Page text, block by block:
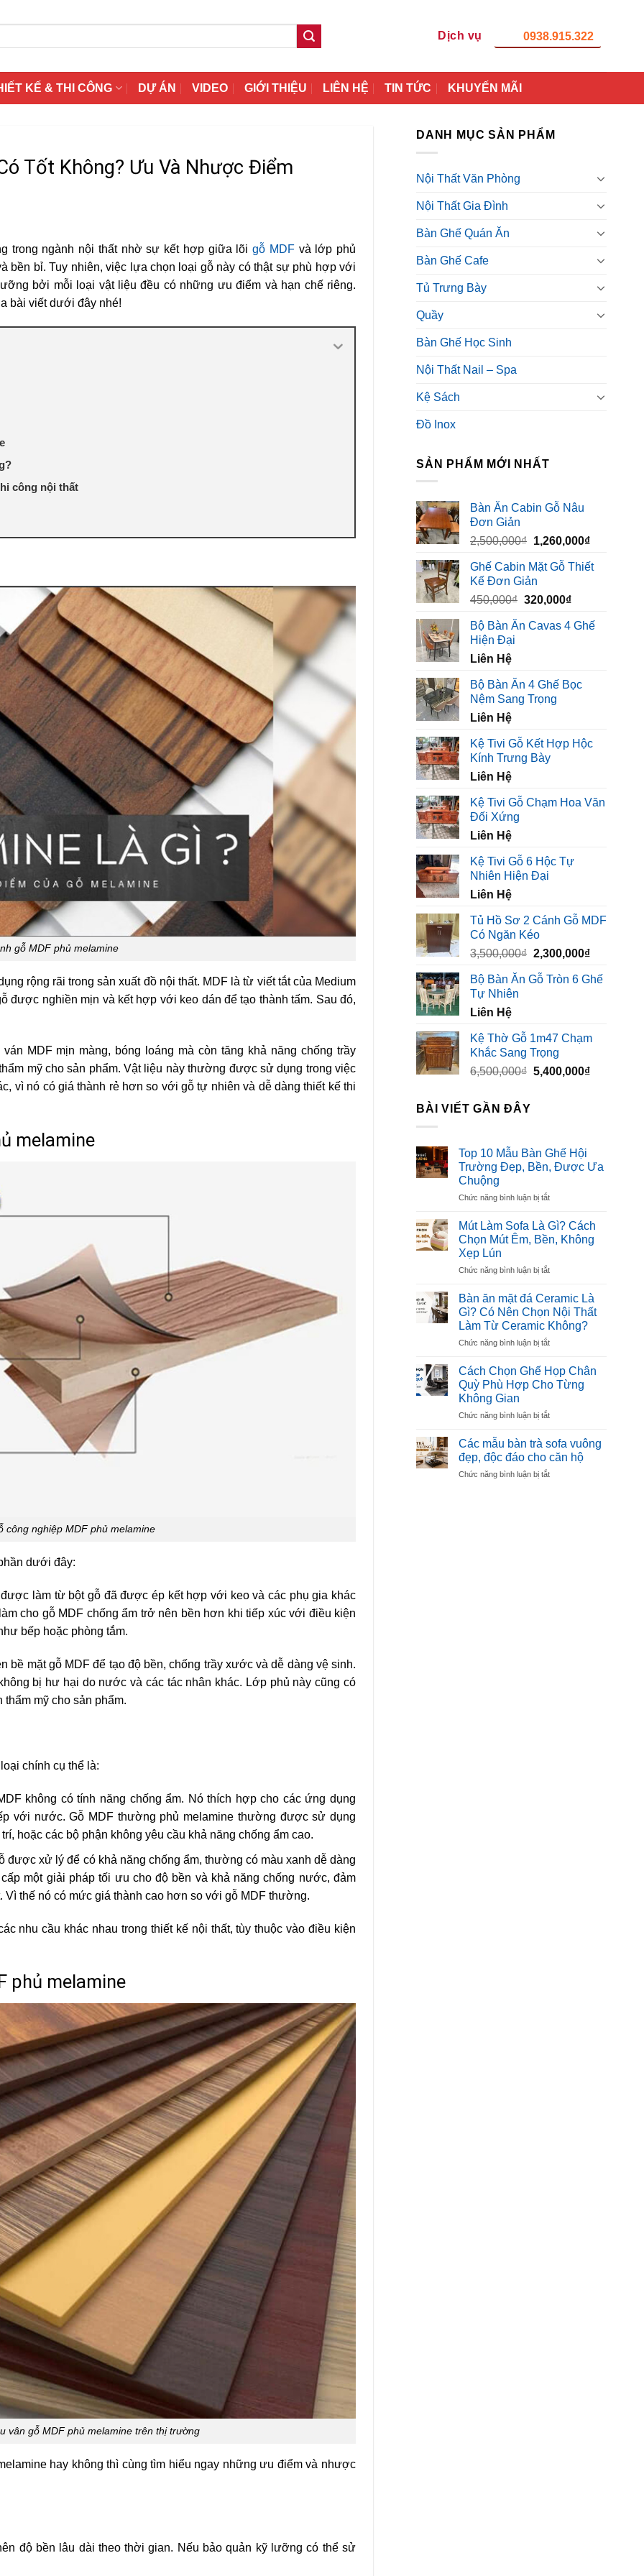
Dịch vụ 0938.915.322
KẾ & THI CÔNG DỰ ÁN VIDEO GIỚI THIỆU LIÊN HỆ TIN TỨC KHUYẾN MÃI
Tốt Không? Ưu Và Nhược Điểm
trong ngành nội thất nhờ sự kết hợp giữa lõi gỗ MDFvà lớp phủ
bền bỉ. Tuy nhiên, việc lựa chọn loại gỗ này có thật sự phù hợp với
bởi mỗi loại vật liệu đều có những ưu điểm và hạn chế riêng.
bài viết dưới đây nhé!
công nội thất
gỗ MDF phủ melamine
rộng rãi trong sản xuất đồ nội thất. MDF là từ viết tắt của Medium
được nghiền mịn và kết hợp với keo dán để tạo thành tấm. Sau đó,
MDF mịn màng, bóng loáng mà còn tăng khả năng chống trầy
mỹ cho sản phẩm. Vật liệu này thường được sử dụng trong việc
vì nó có giá thành rẻ hơn so với gỗ tự nhiên và dễ dàng thiết kế thi
melamine
công nghiệp MDF phủ melamine
dưới đây:
làm từ bột gỗ đã được ép kết hợp với keo và các phụ gia khác
cho gỗ MDF chống ẩm trở nên bền hơn khi tiếp xúc với điều kiện
bếp hoặc phòng tắm.
bề mặt gỗ MDF để tạo độ bền, chống trầy xước và dễ dàng vệ sinh.
bị hư hại do nước và các tác nhân khác. Lớp phủ này cũng có
thẩm mỹ cho sản phẩm.
chính cụ thể là:
không có tính năng chống ẩm. Nó thích hợp cho các ứng dụng
với nước. Gỗ MDF thường phủ melamine thường được sử dụng
hoặc các bộ phận không yêu cầu khả năng chống ẩm cao.
được xử lý để có khả năng chống ẩm, thường có màu xanh dễ dàng
một giải pháp tối ưu cho độ bền và khả năng chống nước, đảm
Vì thế nó có mức giá thành cao hơn so với gỗ MDF thường.
nhu cầu khác nhau trong thiết kế nội thất, tùy thuộc vào điều kiện
phủ melamine
vân gỗ MDF phủ melamine trên thị trường
hay không thì cùng tìm hiểu ngay những ưu điểm và nhược
độ bền lâu dài theo thời gian. Nếu bảo quản kỹ lưỡng có thể sử
DANH MỤC SẢN PHẨM
Nội Thất Văn Phòng
Nội Thất Gia Đình
Bàn Ghế Quán Ăn
Bàn Ghế Cafe
Tủ Trưng Bày
Quầy
Bàn Ghế Học Sinh
Nội Thất Nail – Spa
Kệ Sách
Đồ Inox
SẢN PHẨM MỚI NHẤT
Bàn Ăn Cabin Gỗ Nâu
Đơn Giản
2,500,000₫ Giá
là:
2,500,000₫.
1,260,000₫Giá
tại
Ghế Cabin Mặt Gỗ Thiết
Kế Đơn Giản
450,000₫ Giá
là:
320,000₫Giá
tại
Bộ Bàn Ăn Cavas 4 Ghế
Hiện Đại
Liên Hệ
Bộ Bàn Ăn 4 Ghế Bọc
Nệm Sang Trọng
Liên Hệ
Kệ Tivi Gỗ Kết Hợp Hộc
Kính Trưng Bày
Liên Hệ
Kệ Tivi Gỗ Chạm Hoa Văn
Đối Xứng
Liên Hệ
Kệ Tivi Gỗ 6 Hộc Tự
Nhiên Hiện Đại
Liên Hệ
Tủ Hồ Sơ 2 Cánh Gỗ MDF
Có Ngăn Kéo
3,500,000₫ Giá
là:
2,300,000₫Giá
tại
Bộ Bàn Ăn Gỗ Tròn 6 Ghế
Tự Nhiên
Liên Hệ
Kệ Thờ Gỗ 1m47 Chạm
Khắc Sang Trọng
6,500,000₫ Giá
5,400,000₫Giá
BÀI VIẾT GẦN ĐÂY
Top 10 Mẫu Bàn Ghế Hội
Trường Đẹp, Bền, Được Ưa
Chuộng
Chức năng bình luận bị tắtở
10
Mẫu
Bàn
Hội
Đẹp,
Bền,
Được
Ưa
Chuộng
Mút Làm Sofa Là Gì? Cách
Chọn Mút Êm, Bền, Không
Xẹp Lún
Chức năng bình luận bị tắtở
Sofa
Là
Gì?
Cách
Mút
Êm,
Bền,
Xẹp
Bàn ăn mặt đá Ceramic Là
Gì? Có Nên Chọn Nội Thất
Làm Từ Ceramic Không?
Chức năng bình luận bị tắtở
ăn
mặt
đá
Là
Có
Nên
Chọn
Nội
Cách Chọn Ghế Họp Chân
Quỳ Phù Hợp Cho Từng
Không Gian
Chức năng bình luận bị tắtở
Chọn
Ghế
Họp
Chân
Các mẫu bàn trà sofa vuông
đẹp, độc đáo cho căn hộ
Chức năng bình luận bị tắtở